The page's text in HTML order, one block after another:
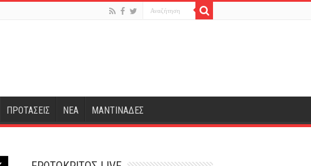
ΠΡΟΤΑΣΕΙΣ ΝΕΑ ΜΑΝΤΙΝΑΔΕΣ